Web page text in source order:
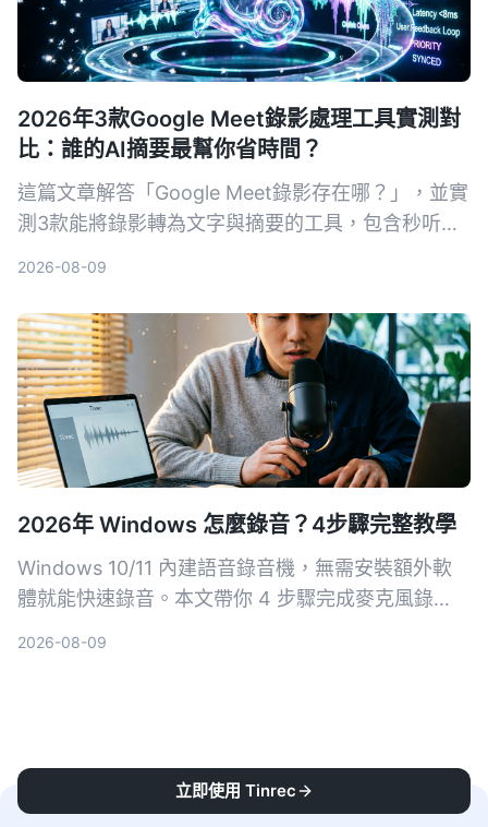
2026年3款Google Meet錄影處理工具實測對
比：誰的AI摘要最幫你省時間？
這篇文章解答「Google Meet錄影存在哪？」，並實
測3款能將錄影轉為文字與摘要的工具，包含秒听录
2026-08-09
2026年 Windows 怎麼錄音？4步驟完整教學
Windows 10/11 內建語音錄音機，無需安裝額外軟
體就能快速錄音。本文帶你 4 步驟完成麥克風錄
2026-08-09
立即使用 Tinrec